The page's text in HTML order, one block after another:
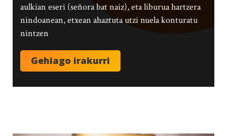
aulkian eseri (señora bat naiz), eta liburua hartzera
nindoanean, etxean ahaztuta utzi nuela konturatu
nintzen